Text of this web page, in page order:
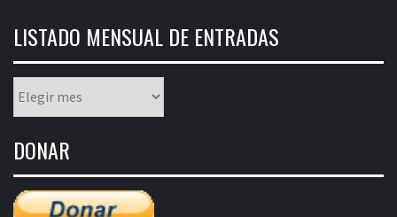
LISTADO MENSUAL DE ENTRADAS
mensual
entradas
DONAR